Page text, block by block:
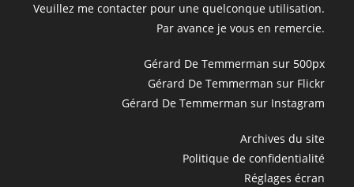
Veuillez me contacter pour une quelconque utilisation.
Par avance je vous en remercie.
Gérard De Temmerman sur 500px
Gérard De Temmerman sur Flickr
Gérard De Temmerman sur Instagram
Archives du site
Politique de confidentialité
Réglages écran